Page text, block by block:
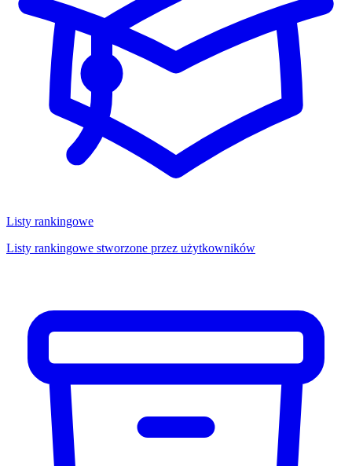
Listy rankingowe
Listy rankingowe stworzone przez użytkowników